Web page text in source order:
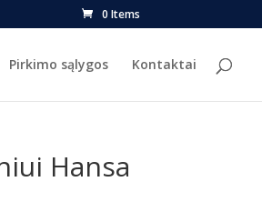
0 Items
Pirkimo sąlygos Kontaktai
Hansa